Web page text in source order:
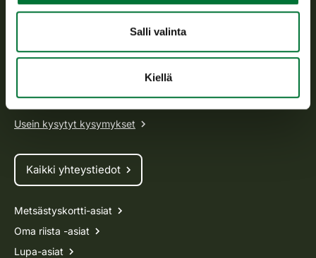
Salli valinta
Kiellä
asiakaspalvelu@riista.fi
Usein kysytyt kysymykset
Kaikki yhteystiedot
Metsästyskortti-asiat
Oma riista -asiat
Lupa-asiat